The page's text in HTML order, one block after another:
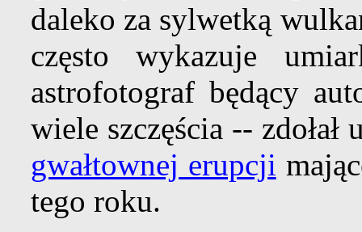
daleko za sylwetką
często wykazuje
astrofotograf będący
wiele szczęścia --
gwałtownej erupcji
tego roku.